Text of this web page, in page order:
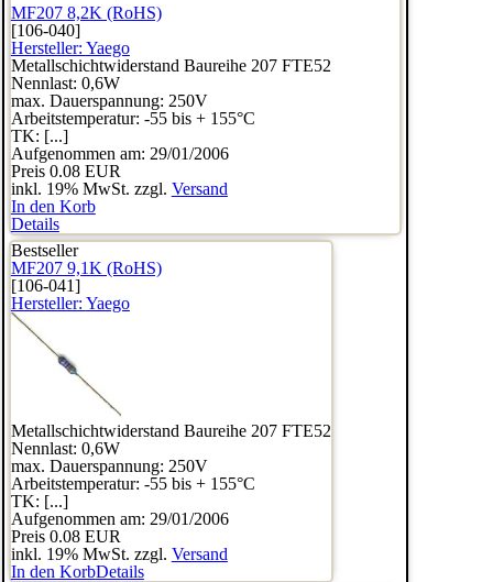
MF207 8,2K (RoHS)
[106-040]
Hersteller: Yaego
Metallschichtwiderstand Baureihe 207 FTE52
Nennlast: 0,6W
max. Dauerspannung: 250V
Arbeitstemperatur: -55 bis + 155°C
TK: [...]
Aufgenommen am: 29/01/2006
Preis 0.08 EUR
inkl. 19% MwSt. zzgl. Versand
In den Korb
Details
Bestseller
MF207 9,1K (RoHS)
[106-041]
Hersteller: Yaego
Metallschichtwiderstand Baureihe 207 FTE52
Nennlast: 0,6W
max. Dauerspannung: 250V
Arbeitstemperatur: -55 bis + 155°C
TK: [...]
Aufgenommen am: 29/01/2006
Preis 0.08 EUR
inkl. 19% MwSt. zzgl. Versand
In den KorbDetails